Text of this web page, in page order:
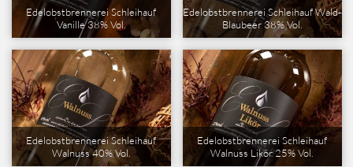
Edelobstbrennerei Schleihauf
Vanille 38% Vol.
Edelobstbrennerei Schleihauf Wald-
Blaubeer 38% Vol.
Edelobstbrennerei Schleihauf
Walnuss 40% Vol.
Edelobstbrennerei Schleihauf
Walnuss Likör 25% Vol.